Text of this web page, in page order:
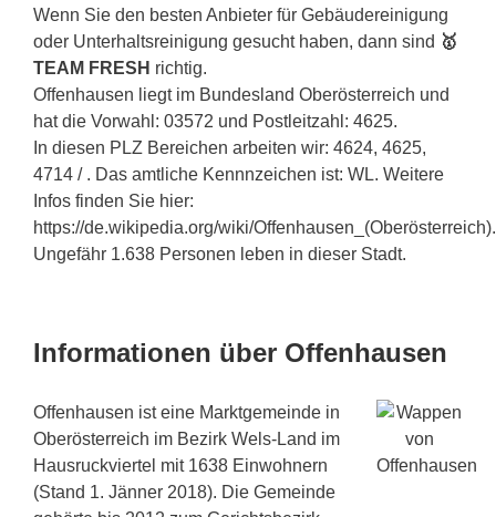
Wenn Sie den besten Anbieter für Gebäudereinigung
oder Unterhaltsreinigung gesucht haben, dann sind 🥇
TEAM FRESH richtig.
Offenhausen liegt im Bundesland Oberösterreich und
hat die Vorwahl: 03572 und Postleitzahl: 4625.
In diesen PLZ Bereichen arbeiten wir: 4624, 4625,
4714 / . Das amtliche Kennnzeichen ist: WL. Weitere
Infos finden Sie hier:
https://de.wikipedia.org/wiki/Offenhausen_(Oberösterreich).
Ungefähr 1.638 Personen leben in dieser Stadt.
Informationen über Offenhausen
Offenhausen ist eine Marktgemeinde in
Oberösterreich im Bezirk Wels-Land im
Hausruckviertel mit 1638 Einwohnern
(Stand 1. Jänner 2018). Die Gemeinde